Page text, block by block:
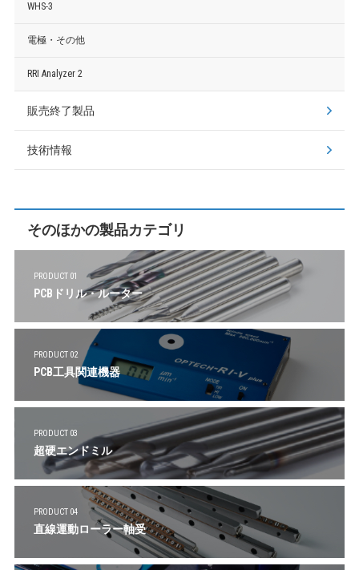
WHS-3
電極・その他
RRI Analyzer 2
販売終了製品
技術情報
そのほかの製品カテゴリ
PRODUCT 01
PCBドリル・ルーター
PRODUCT 02
PCB工具関連機器
PRODUCT 03
超硬エンドミル
PRODUCT 04
直線運動ローラー軸受